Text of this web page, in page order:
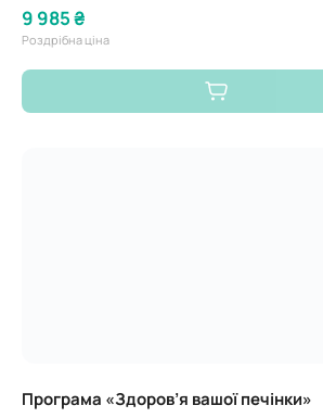
9 985 ₴
Роздрібна ціна
Програма «Здоров’я вашої печінки»